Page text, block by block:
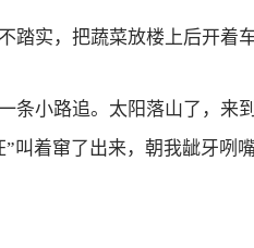
踏实，把蔬菜放楼上后开着
条小路追。太阳落山了，来
叫着窜了出来，朝我龇牙咧